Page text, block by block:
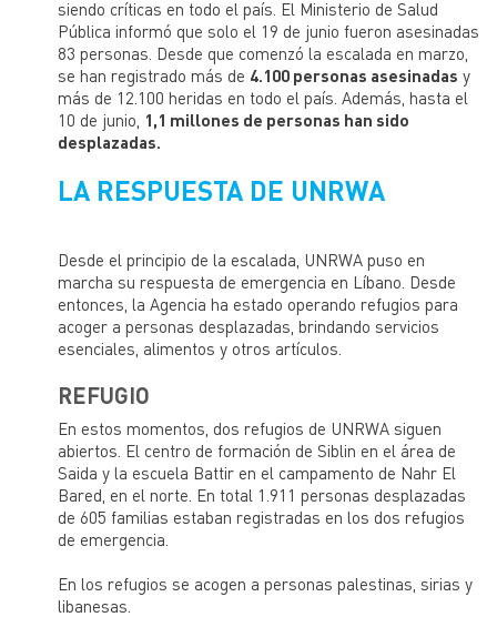
siendo críticas en todo el país. El Ministerio de Salud
Pública informó que solo el 19 de junio fueron asesinadas
83 personas. Desde que comenzó la escalada en marzo,
se han registrado más de 4.100 personas asesinadas y
más de 12.100 heridas en todo el país. Además, hasta el
10 de junio, 1,1 millones de personas han sido
desplazadas.
LA RESPUESTA DE UNRWA
Desde el principio de la escalada, UNRWA puso en
marcha su respuesta de emergencia en Líbano. Desde
entonces, la Agencia ha estado operando refugios para
acoger a personas desplazadas, brindando servicios
esenciales, alimentos y otros artículos.
REFUGIO
En estos momentos, dos refugios de UNRWA siguen
abiertos. El centro de formación de Siblin en el área de
Saida y la escuela Battir en el campamento de Nahr El
Bared, en el norte. En total 1.911 personas desplazadas
de 605 familias estaban registradas en los dos refugios
de emergencia.
En los refugios se acogen a personas palestinas, sirias y
libanesas.